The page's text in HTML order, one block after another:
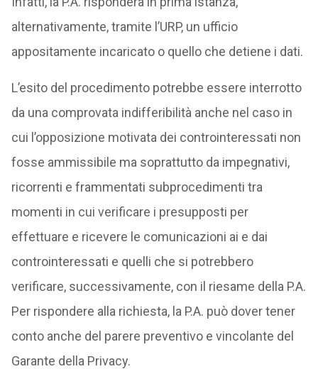
alternativamente, tramite l’URP, un ufficio
appositamente incaricato o quello che detiene i dati.
L’esito del procedimento potrebbe essere interrotto
da una comprovata indifferibilità anche nel caso in
cui l’opposizione motivata dei controinteressati non
fosse ammissibile ma soprattutto da impegnativi,
ricorrenti e frammentati subprocedimenti tra
momenti in cui verificare i presupposti per
effettuare e ricevere le comunicazioni ai e dai
controinteressati e quelli che si potrebbero
verificare, successivamente, con il riesame della P.A.
Per rispondere alla richiesta, la P.A. può dover tener
conto anche del parere preventivo e vincolante del
Garante della Privacy.